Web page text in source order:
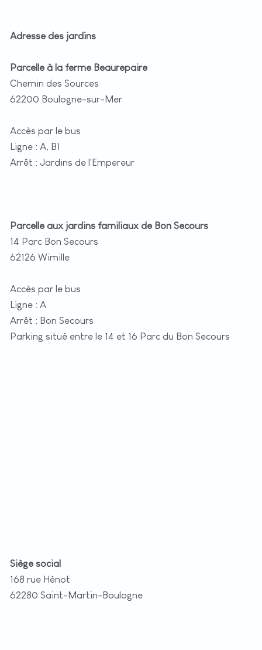
Adresse des jardins
Parcelle à la ferme Beaurepaire
Chemin des Sources
62200 Boulogne-sur-Mer
Accès par le bus
Ligne : A, B1
Arrêt : Jardins de l'Empereur
Parcelle aux jardins familiaux de Bon Secours
14 Parc Bon Secours
62126 Wimille
Accès par le bus
Ligne : A
Arrêt : Bon Secours
Parking situé entre le 14 et 16 Parc du Bon Secours
Siège social
168 rue Hénot
62280 Saint-Martin-Boulogne